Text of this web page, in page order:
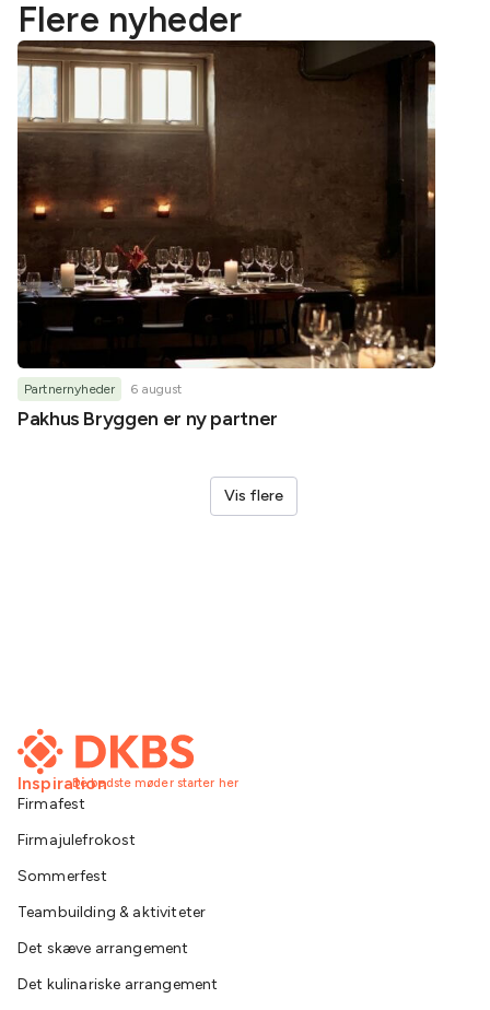
Flere nyheder
Partnernyheder 6 august
Pakhus Bryggen er ny partner
Vis flere
De bedste møder starter her
Inspiration
Firmafest
Firmajulefrokost
Sommerfest
Teambuilding & aktiviteter
Det skæve arrangement
Det kulinariske arrangement